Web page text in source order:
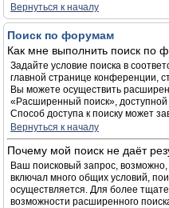
Вернуться к началу
Поиск по форумам
Как мне выполнить поиск по
Задайте условие поиска в
главной странице конференции,
Вы можете осуществить
«Расширенный поиск»,
Способ доступа к поиску может
Вернуться к началу
Почему мой поиск не даёт
Ваш поисковый запрос,
включал много общих условий,
осуществляется. Для более
возможности расширенного